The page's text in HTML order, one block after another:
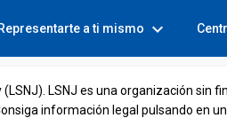
Representarte a ti mismo expand_more
LSNJ es una organización sin
información legal pulsando en